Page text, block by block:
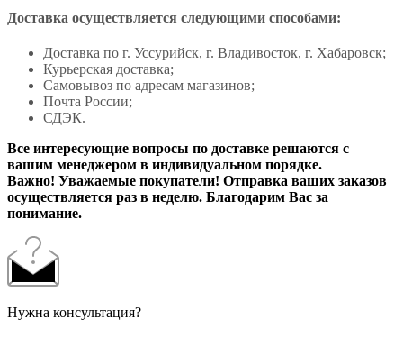
Доставка осуществляется следующими способами:
Доставка по г. Уссурийск, г. Владивосток, г. Хабаровск;
Курьерская доставка;
Самовывоз по адресам магазинов;
Почта России;
СДЭК.
Все интересующие вопросы по доставке решаются с
вашим менеджером в индивидуальном порядке.
Важно! Уважаемые покупатели! Отправка ваших заказов
осуществляется раз в неделю. Благодарим Вас за
понимание.
Нужна консультация?